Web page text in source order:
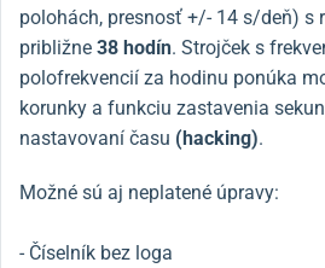
polohách, presnosť +/- 14 s/deň) s
približne 38 hodín. Strojček s
polofrekvencií za hodinu ponúka
korunky a funkciu zastavenia
nastavovaní času (hacking).
Možné sú aj neplatené úpravy:
- Číselník bez loga